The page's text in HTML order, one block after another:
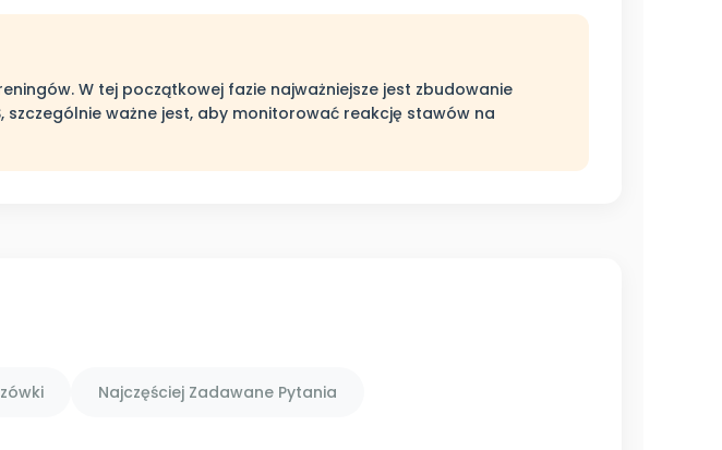
W tej początkowej fazie najważniejsze jest zbudowanie
szczególnie ważne jest, aby monitorować reakcję stawów na
Najczęściej Zadawane Pytania